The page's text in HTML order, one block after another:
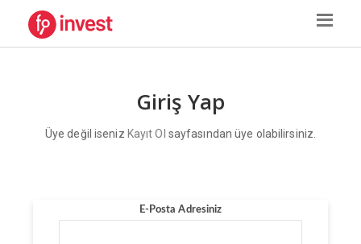
Giriş Yap
Üye değil iseniz Kayıt Ol sayfasından üye olabilirsiniz.
E-Posta Adresiniz